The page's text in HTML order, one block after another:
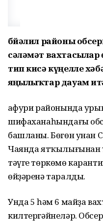
Әбйәлил районы
сәләмәт вахтасылар
тип кисә күңелле
яңылыҡтар дауам
Ғафури районында
шифаханаһындағы
башланы. Бөгөн унан
Чаянда ятҡылығынан
тәүге төркөмө
өйҙәренә таралды.
Унда 5 һәм 6 майҙа
килтергәйнеләр.